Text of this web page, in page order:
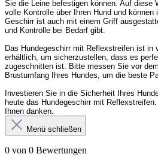
Sie die Leine befestigen können. Auf diese
volle Kontrolle über Ihren Hund und können
Geschirr ist auch mit einem Griff
und Kontrolle bei Bedarf gibt.
Das Hundegeschirr mit Reflexstreifen ist in
erhältlich, um sicherzustellen, dass es
zugeschnitten ist. Bitte messen Sie vor
Brustumfang Ihres Hundes, um die beste
Investieren Sie in die Sicherheit Ihres
heute das Hundegeschirr mit
Ihnen danken.
Menü schließen
0 von 0 Bewertungen